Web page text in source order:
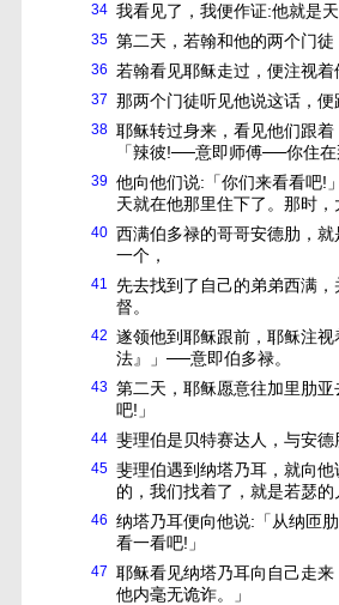
34 我看见了，我便作证:他就是
35 第二天，若翰和他的两个门
36 若翰看见耶稣走过，便注视
37 那两个门徒听见他说这话，便
38 耶稣转过身来，看见他们跟
「辣彼!──意即师傅──你住
39 他向他们说:「你们来看看吧!
天就在他那里住下了。那时
40 西满伯多禄的哥哥安德肋，
一个，
41 先去找到了自己的弟弟西满
督。
42 遂领他到耶稣跟前， 耶稣注视
法』」──意即伯多禄。
43 第二天， 耶稣愿意往加里肋
吧!」
44 斐理伯是贝特赛达人，与安
45 斐理伯遇到纳塔乃耳，就向
的，我们找着了，就是若瑟
46 纳塔乃耳便向他说:「从纳匝
看一看吧!」
47 耶稣看见纳塔乃耳向自己走
他内毫无诡诈。」